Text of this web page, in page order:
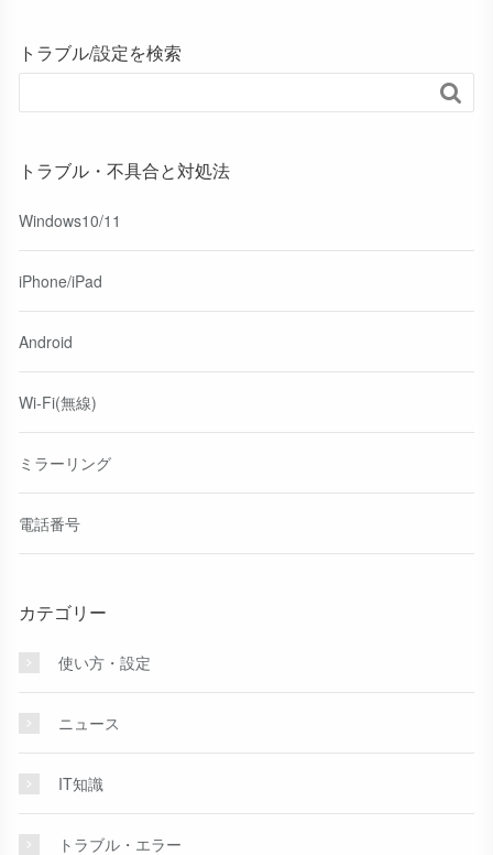
トラブル/設定を検索

トラブル・不具合と対処法
Windows10/11
iPhone/iPad
Android
Wi-Fi(無線)
ミラーリング
電話番号
カテゴリー
使い方・設定
ニュース
IT知識
トラブル・エラー